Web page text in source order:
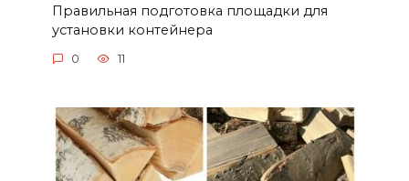
Правильная подготовка площадки для
установки контейнера
0 11